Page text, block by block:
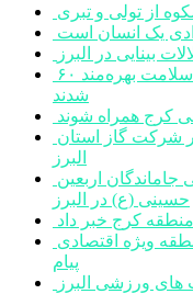
از تولی و تبری
یک انسان است
۶۰ هزار البرزی از خدمات اردوهای جهادی سلامت بهره‌مند
شدند
کرج همراه شوند
البرز
حسینی (ع) در البرز
کرج خبر داد
پیام
های ورزشی البرز